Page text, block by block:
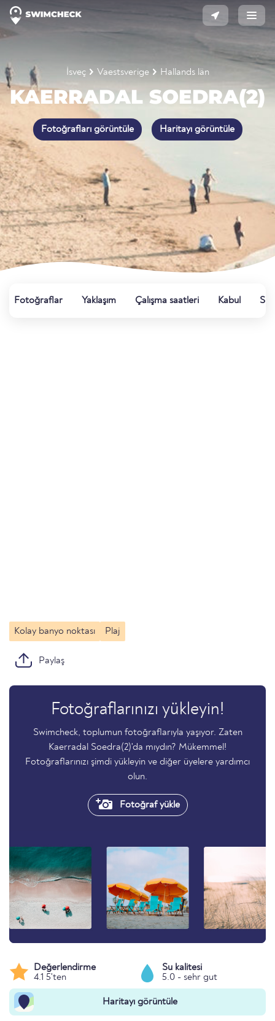
İsveç Vaestsverige Hallands län
KAERRADAL SOEDRA(2)
Fotoğrafları görüntüle Haritayı görüntüle
Fotoğraflar Yaklaşım Çalışma saatleri Kabul Su
Kolay banyo noktası Plaj
Paylaş
Fotoğraflarınızı yükleyin!
Swimcheck, toplumun fotoğraflarıyla yaşıyor. Zaten
Kaerradal Soedra(2)'da mıydın? Mükemmel!
Fotoğraflarınızı şimdi yükleyin ve diğer üyelere yardımcı
olun.
Fotoğraf yükle
Değerlendirme
4.1 5'ten
Su kalitesi
5.0 - sehr gut
Haritayı görüntüle